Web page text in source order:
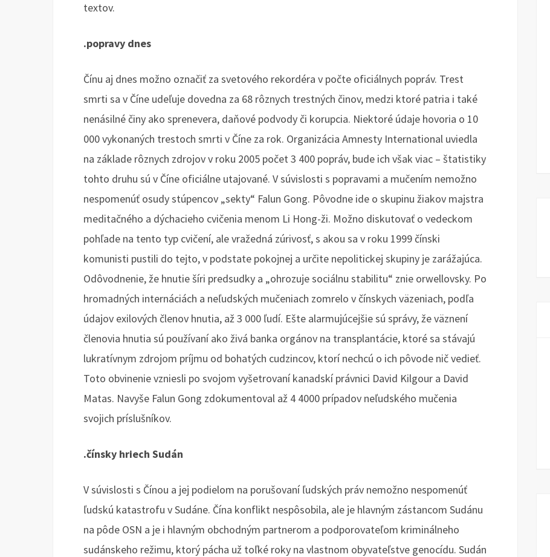
textov.
.popravy dnes
Čínu aj dnes možno označiť za svetového rekordéra v počte oficiálnych popráv. Trest
smrti sa v Číne udeľuje dovedna za 68 rôznych trestných činov, medzi ktoré patria i také
nenásilné činy ako sprenevera, daňové podvody či korupcia. Niektoré údaje hovoria o 10
000 vykonaných trestoch smrti v Číne za rok. Organizácia Amnesty International uviedla
na základe rôznych zdrojov v roku 2005 počet 3 400 popráv, bude ich však viac – štatistiky
tohto druhu sú v Číne oficiálne utajované. V súvislosti s popravami a mučením nemožno
nespomenúť osudy stúpencov „sekty“ Falun Gong. Pôvodne ide o skupinu žiakov majstra
meditačného a dýchacieho cvičenia menom Li Hong-ži. Možno diskutovať o vedeckom
pohľade na tento typ cvičení, ale vražedná zúrivosť, s akou sa v roku 1999 čínski
komunisti pustili do tejto, v podstate pokojnej a určite nepolitickej skupiny je zarážajúca.
Odôvodnenie, že hnutie šíri predsudky a „ohrozuje sociálnu stabilitu“ znie orwellovsky. Po
hromadných internáciách a neľudských mučeniach zomrelo v čínskych väzeniach, podľa
údajov exilových členov hnutia, až 3 000 ľudí. Ešte alarmujúcejšie sú správy, že väznení
členovia hnutia sú používaní ako živá banka orgánov na transplantácie, ktoré sa stávajú
lukratívnym zdrojom príjmu od bohatých cudzincov, ktorí nechcú o ich pôvode nič vedieť.
Toto obvinenie vzniesli po svojom vyšetrovaní kanadskí právnici David Kilgour a David
Matas. Navyše Falun Gong zdokumentoval až 4 4000 prípadov neľudského mučenia
svojich príslušníkov.
.čínsky hriech Sudán
V súvislosti s Čínou a jej podielom na porušovaní ľudských práv nemožno nespomenúť
ľudskú katastrofu v Sudáne. Čína konflikt nespôsobila, ale je hlavným zástancom Sudánu
na pôde OSN a je i hlavným obchodným partnerom a podporovateľom kriminálneho
sudánskeho režimu, ktorý pácha už toľké roky na vlastnom obyvateľstve genocídu. Sudán